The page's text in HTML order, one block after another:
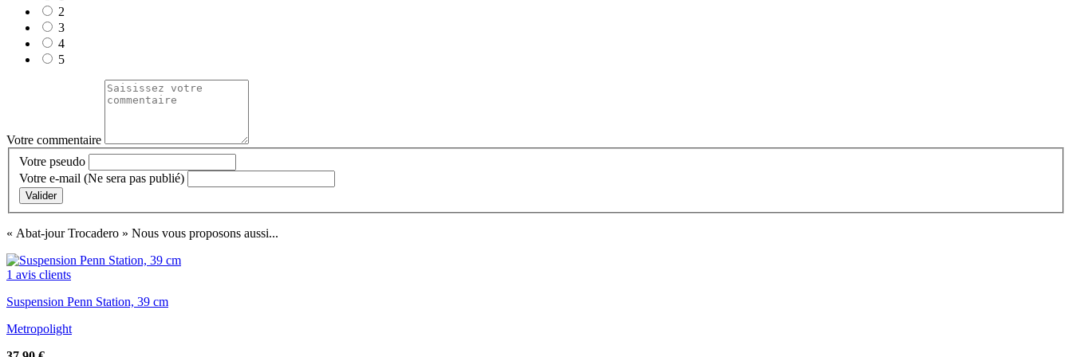
2
3
4
5
Votre commentaire
Votre pseudo
Votre e-mail (Ne sera pas publié)
Valider
« Abat-jour Trocadero » Nous vous proposons aussi...
1 avis clients
Suspension Penn Station, 39 cm
Metropolight